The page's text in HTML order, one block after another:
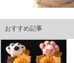
おすすめ記事